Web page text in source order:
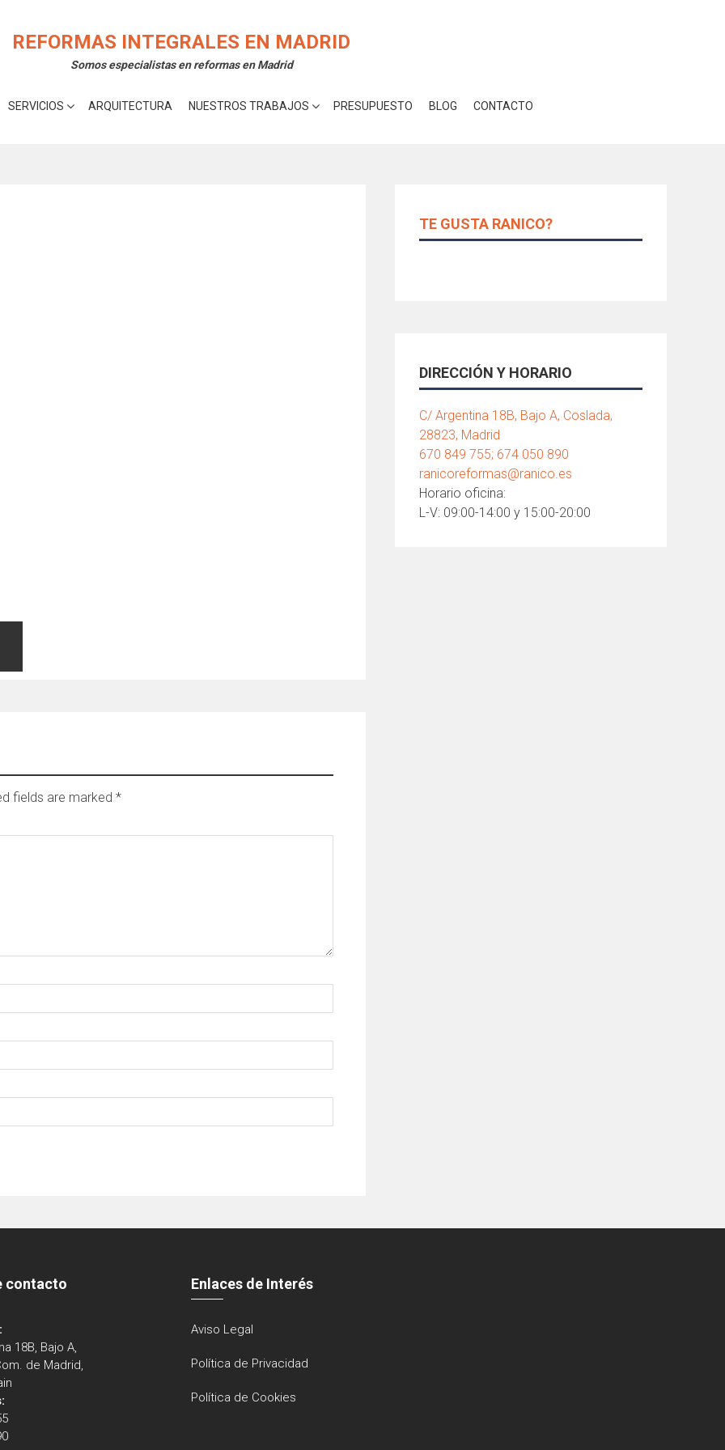
REFORMAS INTEGRALES EN MADRID
Somos especialistas en reformas en Madrid
SERVICIOS ARQUITECTURA NUESTROS TRABAJOS PRESUPUESTO BLOG CONTACTO
fields are marked *
TE GUSTA RANICO?
DIRECCIÓN Y HORARIO
C/ Argentina 18B, Bajo A, Coslada,
28823, Madrid
670 849 755; 674 050 890
ranicoreformas@ranico.es
Horario oficina:
L-V: 09:00-14:00 y 15:00-20:00
contacto
18B, Bajo A,
de Madrid,
Enlaces de Interés
Aviso Legal
Política de Privacidad
Política de Cookies
cookies utilizamos o desactivarlas en losajustes.